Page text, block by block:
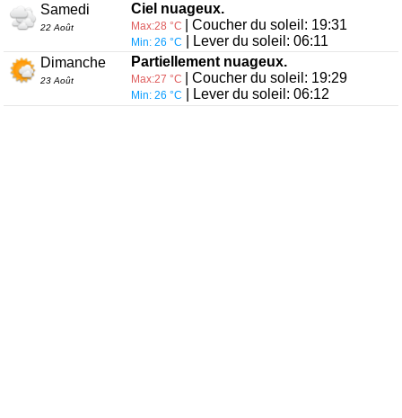
Samedi
22 Août
Ciel nuageux.
Max:28 °C | Coucher du soleil: 19:31
Min: 26 °C
| Lever du soleil: 06:11
Dimanche
23 Août
Partiellement nuageux.
Max:27 °C | Coucher du soleil: 19:29
Min: 26 °C | Lever du soleil: 06:12